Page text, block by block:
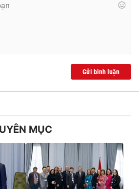
Gửi bình luận
MỤC